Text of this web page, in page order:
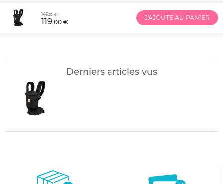
149,00 €
119,00 €
J'AJOUTE AU PANIER
Derniers articles vus